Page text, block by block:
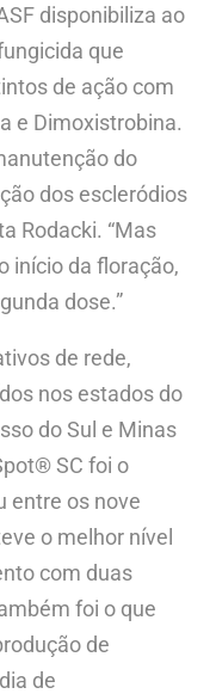
disponibiliza ao
que
de ação com
e Dimoxistrobina.
do
dos escleródios
Rodacki. “Mas
início da floração,
dose.”
de rede,
nos estados do
do Sul e Minas
SC foi o
entre os nove
o melhor nível
com duas
foi o que
de
de